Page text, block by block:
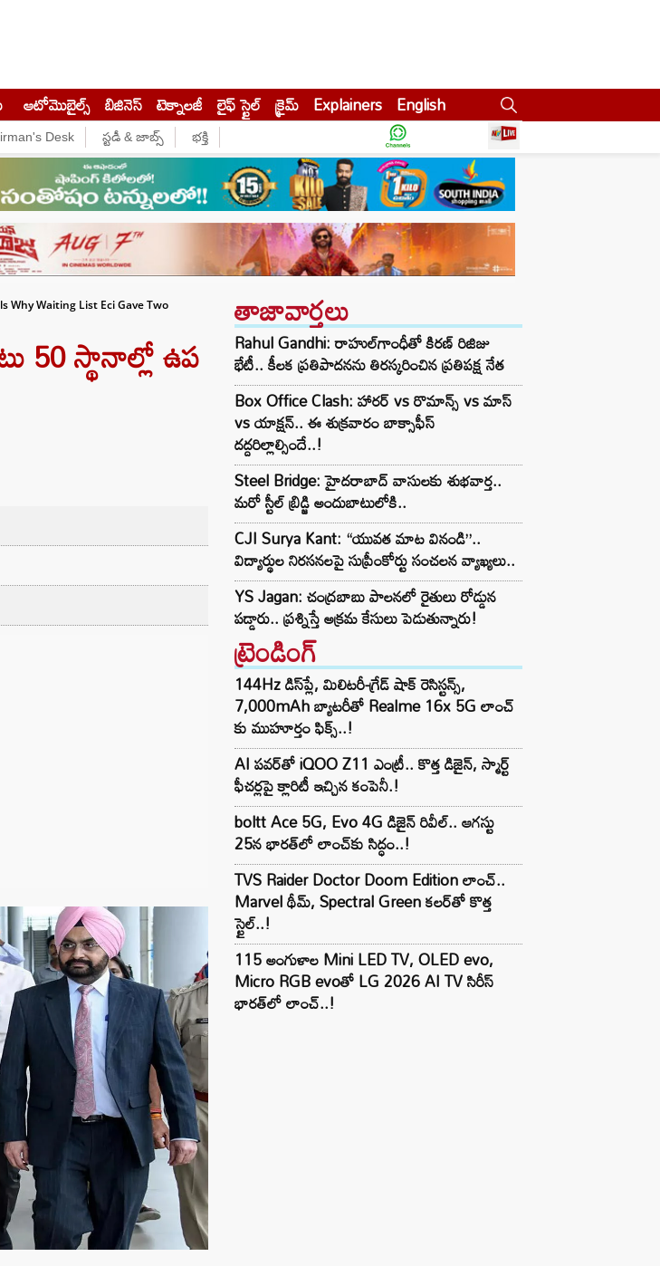
ఆటోమొబైల్స్ బిజినెస్‌ టెక్నాలజీ లైఫ్ స్టైల్ క్రైమ్ Explainers English
Desk స్టడీ & జాబ్స్ భక్తి
Why Waiting List Eci Gave Two
50 స్థానాల్లో ఉప
తాజావార్తలు
Rahul Gandhi: రాహుల్‌గాంధీతో కిరణ్ రిజిజు
భేటీ.. కీలక ప్రతిపాదనను తిరస్కరించిన ప్రతిపక్ష నేత
Box Office Clash: హారర్ vs రొమాన్స్ vs మాస్
vs యాక్షన్.. ఈ శుక్రవారం బాక్సాఫీస్
దద్దరిల్లాల్సిందే..!
Steel Bridge: హైదరాబాద్ వాసులకు శుభవార్త..
మరో స్టీల్ బ్రిడ్జి అందుబాటులోకి..
CJI Surya Kant: “యువత మాట వినండి”..
విద్యార్థుల నిరసనలపై సుప్రీంకోర్టు సంచలన వ్యాఖ్యలు..
YS Jagan: చంద్రబాబు పాలనలో రైతులు రోడ్డున
పడ్డారు.. ప్రశ్నిస్తే అక్రమ కేసులు పెడుతున్నారు!
ట్రెండింగ్‌
144Hz డిస్‌ప్లే, మిలిటరీ-గ్రేడ్ షాక్ రెసిస్టన్స్,
7,000mAh బ్యాటరీతో Realme 16x 5G లాంచ్
కు ముహూర్తం ఫిక్స్..!
AI పవర్‌తో iQOO Z11 ఎంట్రీ.. కొత్త డిజైన్, స్మార్ట్
ఫీచర్లపై క్లారిటీ ఇచ్చిన కంపెనీ.!
boltt Ace 5G, Evo 4G డిజైన్ రివీల్.. ఆగస్టు
25న భారత్‌లో లాంచ్‌కు సిద్ధం..!
TVS Raider Doctor Doom Edition లాంచ్..
Marvel థీమ్, Spectral Green కలర్‌తో కొత్త
స్టైల్..!
115 అంగుళాల Mini LED TV, OLED evo,
Micro RGB evoతో LG 2026 AI TV సిరీస్
భారత్‌లో లాంచ్..!